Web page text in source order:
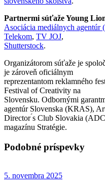
Partnermi súťaže Young
Asociácia mediálnych
Telekom, TV JOJ,
Shutterstock.
Organizátorom súťaže je
je zároveň oficiálnym
reprezentantom reklamného
Festival of Creativity na
Slovensku. Odbornými
agentúr Slovenska (KRAS),
Director ́s Club Slovakia
magazínu Stratégie.
Podobné príspevky
5. novembra 2025